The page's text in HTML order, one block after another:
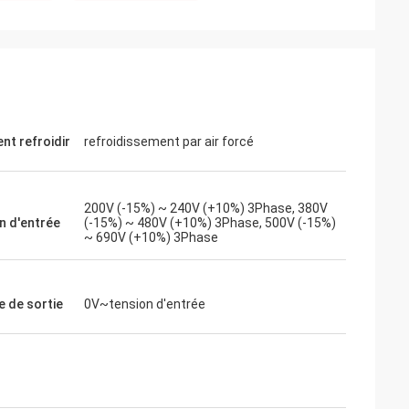
fonctionne en
constant.
avons
du coût.
notre chaîne de montage. Le produit était
non seulement parfaitement adapté,
fournisseur précédent. Sa stabilité a
éliminé nos problèmes de déclenchement
fréquents. Une valeur exceptionnelle et un
refroidir refroidissement par air forcé
d'entrée
200V (-15%) ~ 240V (+10%) 3Phase, 380V
(-15%) ~ 480V (+10%) 3Phase, 500V (-15%)
~ 690V (+10%) 3Phase
de sortie 0V~tension d'entrée